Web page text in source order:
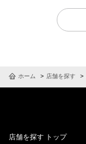
ホーム 店舗を探す
店舗を探す トップ